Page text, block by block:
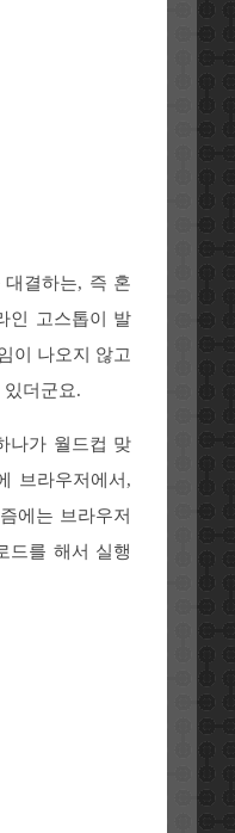
결하는, 즉 혼
인 고스톱이 발
이 나오지 않고
더군요.
나가 월드컵 맞
브라우저에서,
에는 브라우저
드를 해서 실행